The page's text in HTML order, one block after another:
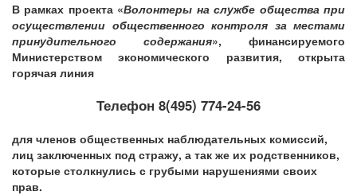
В рамках проекта «Волонтеры на службе общества при
осуществлении общественного контроля за местами
принудительного содержания», финансируемого
Министерством экономического развития, открыта
горячая линия
Телефон 8(495) 774-24-56
для членов общественных наблюдательных комиссий,
лиц заключенных под стражу, а так же их родственников,
которые столкнулись с грубыми нарушениями своих
прав.